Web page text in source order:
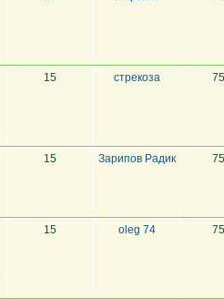
15 стрекоза
15 Зарипов Радик
15 oleg 74